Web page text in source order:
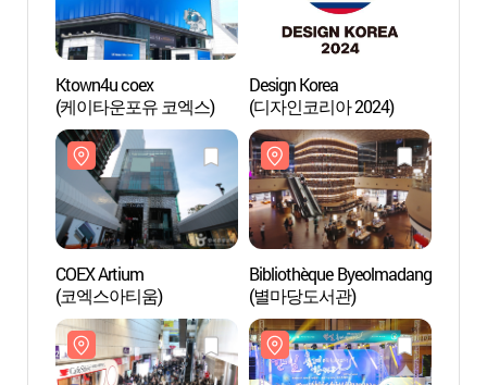
Ktown4u coex
(케이타운포유 코엑스)
Design Korea
(디자인코리아 2024)
COEX Artium
(코엑스아티움)
Bibliothèque Byeolmadang
(별마당도서관)